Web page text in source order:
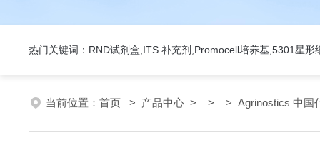
热门关键词：RND试剂盒,ITS 补充剂,Promocell培养基,5301星形
当前位置： 首页 > 产品中心 > > > Agrinostics 中国